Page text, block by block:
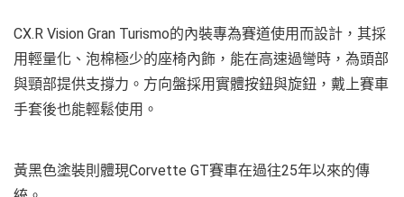
CX.R Vision Gran Turismo的內裝專為賽道使用而設計，其採
用輕量化、泡棉極少的座椅內飾，能在高速過彎時，為頭部
與頸部提供支撐力。方向盤採用實體按鈕與旋鈕，戴上賽車
手套後也能輕鬆使用。
黃黑色塗裝則體現Corvette GT賽車在過往25年以來的傳